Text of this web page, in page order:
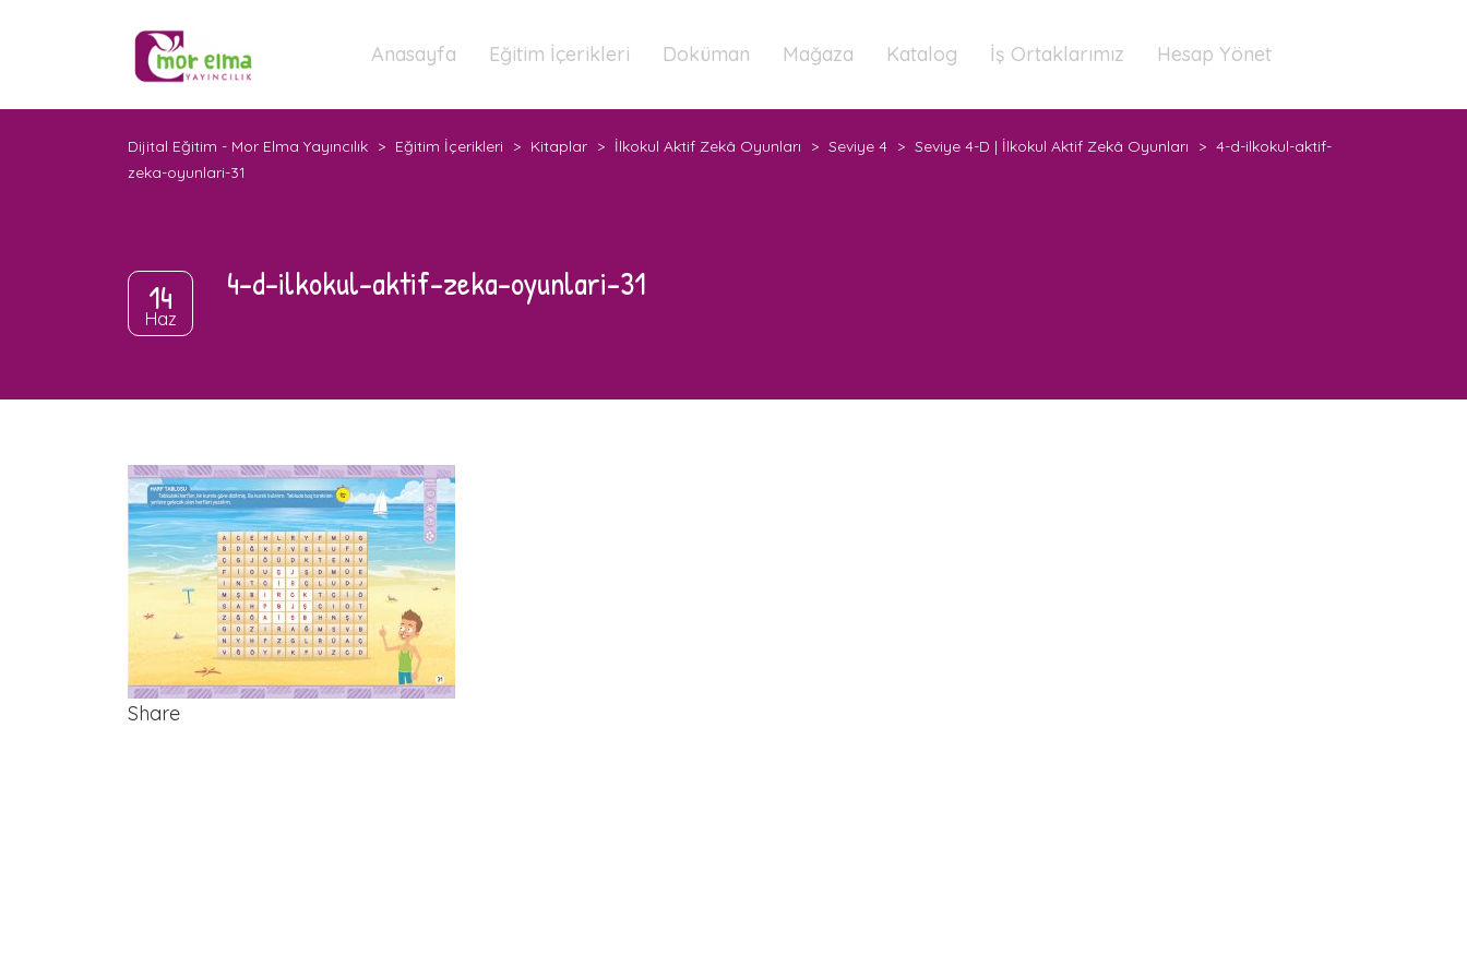
Anasayfa Eğitim İçerikleri Doküman Mağaza Katalog İş Ortaklarımız Hesap Yönet
Dijital Eğitim - Mor Elma Yayıncılık > Eğitim İçerikleri > Kitaplar > İlkokul Aktif Zekâ Oyunları > Seviye 4 > Seviye 4-D | İlkokul Aktif Zekâ Oyunları > 4-d-ilkokul-aktif-
zeka-oyunlari-31
14
Haz
4-d-ilkokul-aktif-zeka-oyunlari-31
Share